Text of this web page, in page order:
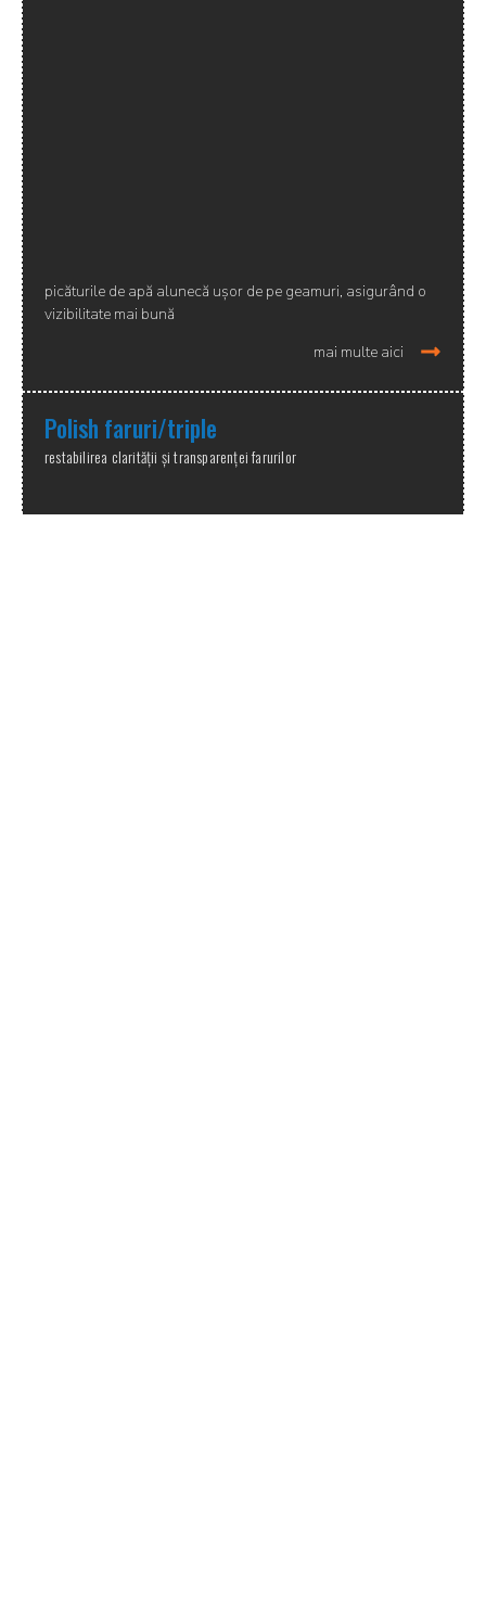
picăturile de apă alunecă ușor de pe geamuri, asigurând o
vizibilitate mai bună
mai multe aici
Polish faruri/triple
restabilirea clarității și transparenței farurilor